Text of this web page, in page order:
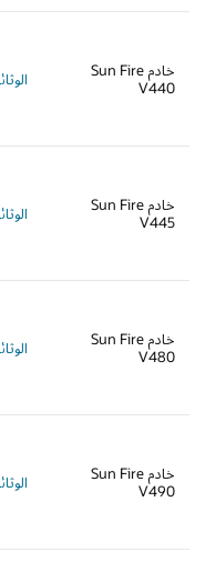
خادم Sun Fire
V440
خادم Sun Fire
V445
خادم Sun Fire
V480
خادم Sun Fire
V490